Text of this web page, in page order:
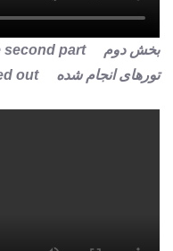
بخش دوم The second part
تورهای انجام شده The tours carried out